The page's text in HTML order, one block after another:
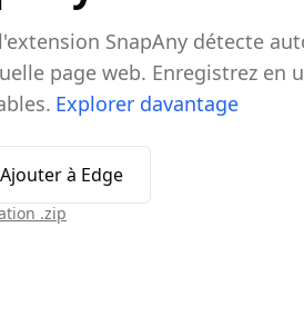
SnapAny détecte
page web. Enregistrez en
Explorer davantage
Ajouter à Edge
.zip